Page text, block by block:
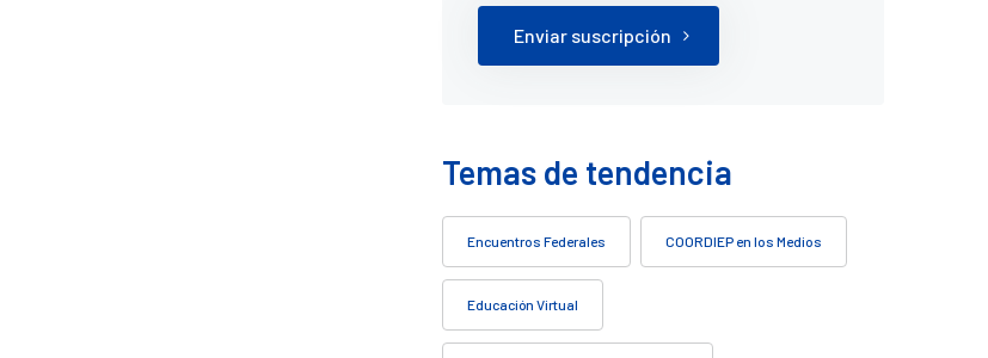
Enviar suscripción
Temas de tendencia
Encuentros Federales COORDIEP en los Medios
Educación Virtual